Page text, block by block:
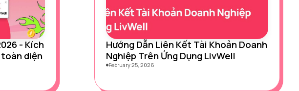
- Kích
diện
Hướng Dẫn Liên Kết Tài Khoản Doanh
Nghiệp Trên Ứng Dụng LivWell
February 25, 2026